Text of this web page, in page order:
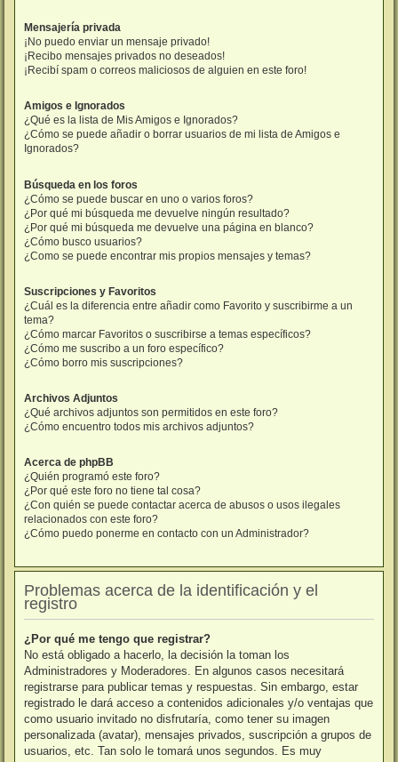
Mensajería privada
¡No puedo enviar un mensaje privado!
¡Recibo mensajes privados no deseados!
¡Recibí spam o correos maliciosos de alguien en este foro!
Amigos e Ignorados
¿Qué es la lista de Mis Amigos e Ignorados?
¿Cómo se puede añadir o borrar usuarios de mi lista de Amigos e
Ignorados?
Búsqueda en los foros
¿Cómo se puede buscar en uno o varios foros?
¿Por qué mi búsqueda me devuelve ningún resultado?
¿Por qué mi búsqueda me devuelve una página en blanco?
¿Cómo busco usuarios?
¿Como se puede encontrar mis propios mensajes y temas?
Suscripciones y Favoritos
¿Cuál es la diferencia entre añadir como Favorito y suscribirme a un
tema?
¿Cómo marcar Favoritos o suscribirse a temas específicos?
¿Cómo me suscribo a un foro específico?
¿Cómo borro mis suscripciones?
Archivos Adjuntos
¿Qué archivos adjuntos son permitidos en este foro?
¿Cómo encuentro todos mis archivos adjuntos?
Acerca de phpBB
¿Quién programó este foro?
¿Por qué este foro no tiene tal cosa?
¿Con quién se puede contactar acerca de abusos o usos ilegales
relacionados con este foro?
¿Cómo puedo ponerme en contacto con un Administrador?
Problemas acerca de la identificación y el
registro
¿Por qué me tengo que registrar?
No está obligado a hacerlo, la decisión la toman los
Administradores y Moderadores. En algunos casos necesitará
registrarse para publicar temas y respuestas. Sin embargo, estar
registrado le dará acceso a contenidos adicionales y/o ventajas que
como usuario invitado no disfrutaría, como tener su imagen
personalizada (avatar), mensajes privados, suscripción a grupos de
usuarios, etc. Tan solo le tomará unos segundos. Es muy